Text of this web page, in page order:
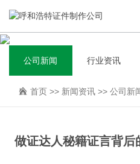
公司新闻 行业资讯
首页 >> 新闻资讯 >> 公司新
做证达人秘籍证言背